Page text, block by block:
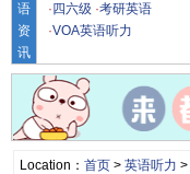
语
资
讯
· 四六级 ·考研英语
·VOA英语听力
Location： 首页> 英语听力 >